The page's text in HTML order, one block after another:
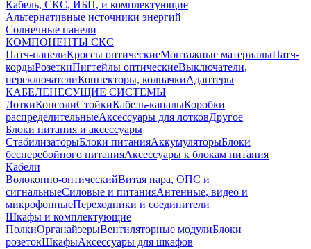
Кабель, СКС, ИБП, и комплектующие
Альтернативные источники энергий
Солнечные панели
КОМПОНЕНТЫ СКС
Патч-панелиКроссы оптическиеМонтажные материалыПатч-
кордыРозеткиПигтейлы оптическиеВыключатели,
переключателиКоннекторы, колпачкиАдаптеры
КАБЕЛЕНЕСУЩИЕ СИСТЕМЫ
ЛоткиКонсолиСтойкиКабель-каналыКоробки
распределительныеАксессуары для лотковДругое
Блоки питания и аксессуары
СтабилизаторыБлоки питанияАккумуляторыБлоки
бесперебойного питанияАксессуары к блокам питания
Кабели
Волоконно-оптическийВитая пара, ОПС и
сигнальныеСиловые и питанияАнтенные, видео и
микрофонныеПереходники и соединители
Шкафы и комплектующие
ПолкиОрганайзерыВентиляторные модулиБлоки
розетокШкафыАксессуары для шкафов